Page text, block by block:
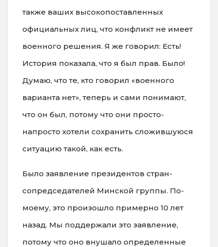
также ваших высокопоставленных
официальных лиц, что конфликт не имеет
военного решения. Я же говорил: Есть!
История показала, что я был прав. Было!
Думаю, что те, кто говорил «военного
варианта нет», теперь и сами понимают,
что он был, потому что они просто-
напросто хотели сохранить сложившуюся
ситуацию такой, как есть.
Было заявление президентов стран-
сопредседателей Минской группы. По-
моему, это произошло примерно 10 лет
назад. Мы поддержали это заявление,
потому что оно внушало определенные